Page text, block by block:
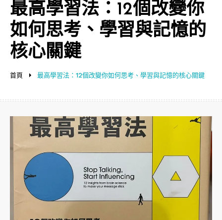
首頁 最高學習法：12個改變你如何思考、學習與記憶的核心關鍵
最高學習法：12個改變你
如何思考、學習與記憶的
核心關鍵